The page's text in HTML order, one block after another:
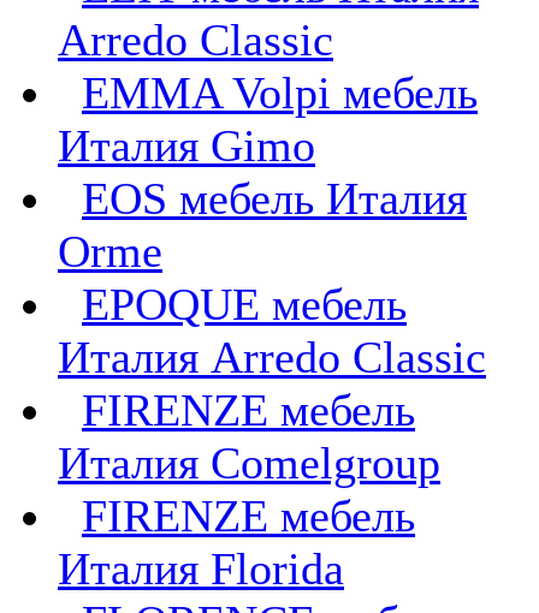
Arredo Classic
EMMA Volpi мебель
Италия Gimo
EOS мебель Италия
Orme
EPOQUE мебель
Италия Arredo Classic
FIRENZE мебель
Италия Comelgroup
FIRENZE мебель
Италия Florida